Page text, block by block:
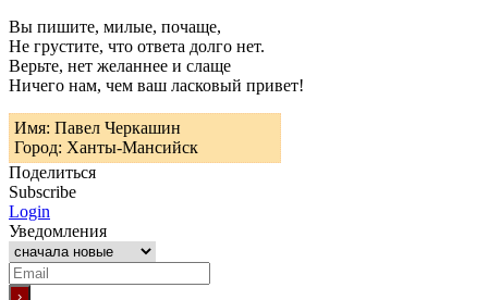
Вы пишите, милые, почаще,
Не грустите, что ответа долго нет.
Верьте, нет желаннее и слаще
Ничего нам, чем ваш ласковый привет!
Имя: Павел Черкашин
Город: Ханты-Мансийск
Поделиться
Subscribe
Login
Уведомления